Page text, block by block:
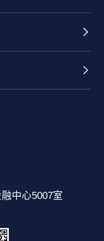
中心5007室